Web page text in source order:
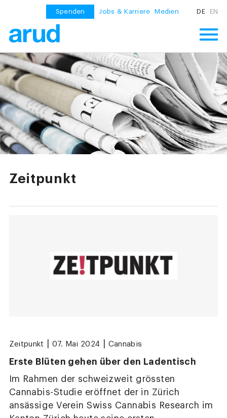
Spenden Jobs & Karriere Medien DE EN
Zeitpunkt
Zeitpunkt 07. Mai 2024 Cannabis
Erste Blüten gehen über den Ladentisch
Im Rahmen der schweizweit grössten
Cannabis-Studie eröffnet der in Zürich
ansässige Verein Swiss Cannabis Research im